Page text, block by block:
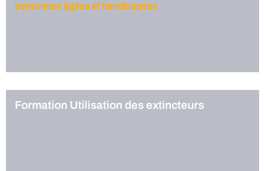
personnes âgées et handicapées
Formation Utilisation des extincteurs